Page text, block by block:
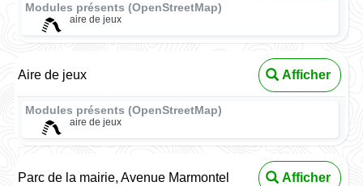
Modules présents (OpenStreetMap)
aire de jeux
Aire de jeux Afficher
Modules présents (OpenStreetMap)
aire de jeux
Parc de la mairie, Avenue Marmontel Afficher